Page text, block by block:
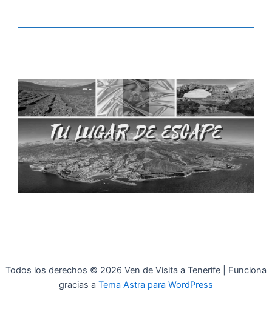
Todos los derechos © 2026 Ven de Visita a Tenerife | Funciona
gracias a Tema Astra para WordPress